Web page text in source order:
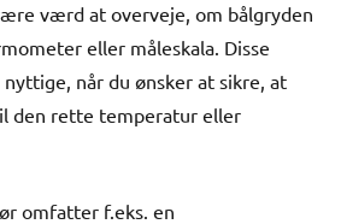
værd at overveje, om bålgryden
eller måleskala. Disse
når du ønsker at sikre, at
den rette temperatur eller
omfatter f.eks. en